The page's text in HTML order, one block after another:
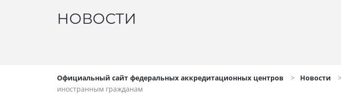
НОВОСТИ
Официальный сайт федеральных аккредитационных центров Новости
иностранным гражданам